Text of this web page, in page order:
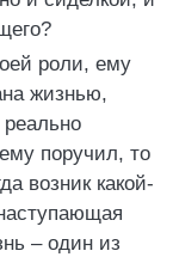
роли, ему
жизнью,
поручил, то
возник какой-
– один из